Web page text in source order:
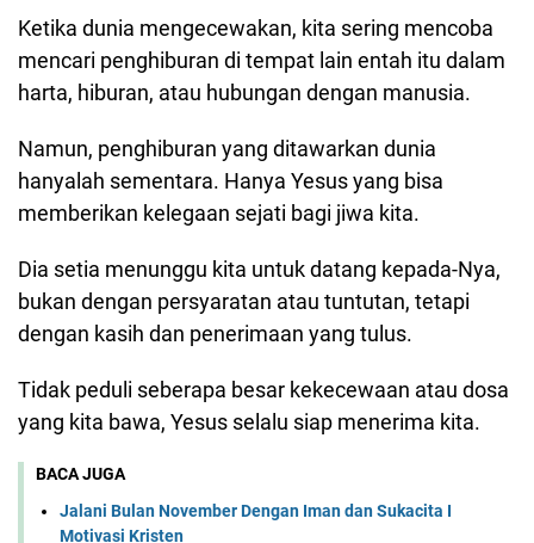
Ketika dunia mengecewakan, kita sering mencoba
mencari penghiburan di tempat lain entah itu dalam
harta, hiburan, atau hubungan dengan manusia.
Namun, penghiburan yang ditawarkan dunia
hanyalah sementara. Hanya Yesus yang bisa
memberikan kelegaan sejati bagi jiwa kita.
Dia setia menunggu kita untuk datang kepada-Nya,
bukan dengan persyaratan atau tuntutan, tetapi
dengan kasih dan penerimaan yang tulus.
Tidak peduli seberapa besar kekecewaan atau dosa
yang kita bawa, Yesus selalu siap menerima kita.
BACA JUGA
Jalani Bulan November Dengan Iman dan Sukacita I
Motivasi Kristen